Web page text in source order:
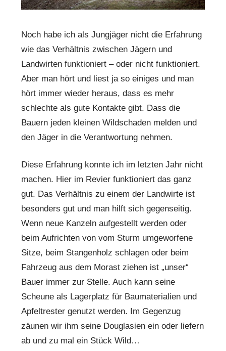
Noch habe ich als Jungjäger nicht die Erfahrung
wie das Verhältnis zwischen Jägern und
Landwirten funktioniert – oder nicht funktioniert.
Aber man hört und liest ja so einiges und man
hört immer wieder heraus, dass es mehr
schlechte als gute Kontakte gibt. Dass die
Bauern jeden kleinen Wildschaden melden und
den Jäger in die Verantwortung nehmen.
Diese Erfahrung konnte ich im letzten Jahr nicht
machen. Hier im Revier funktioniert das ganz
gut. Das Verhältnis zu einem der Landwirte ist
besonders gut und man hilft sich gegenseitig.
Wenn neue Kanzeln aufgestellt werden oder
beim Aufrichten von vom Sturm umgeworfene
Sitze, beim Stangenholz schlagen oder beim
Fahrzeug aus dem Morast ziehen ist „unser“
Bauer immer zur Stelle. Auch kann seine
Scheune als Lagerplatz für Baumaterialien und
Apfeltrester genutzt werden. Im Gegenzug
zäunen wir ihm seine Douglasien ein oder liefern
ab und zu mal ein Stück Wild…